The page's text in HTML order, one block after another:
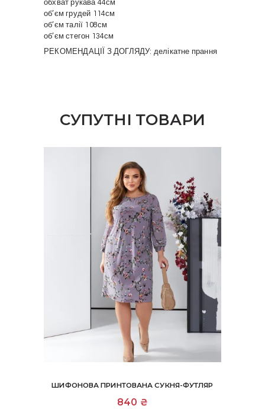
обхват рукава 44см
об’єм грудей 114см
об’єм талії 108см
об’єм стегон 134см
РЕКОМЕНДАЦІЇ З ДОГЛЯДУ: делікатне прання
СУПУТНІ ТОВАРИ
ШИФОНОВА ПРИНТОВАНА СУКНЯ-ФУТЛЯР
840 ₴